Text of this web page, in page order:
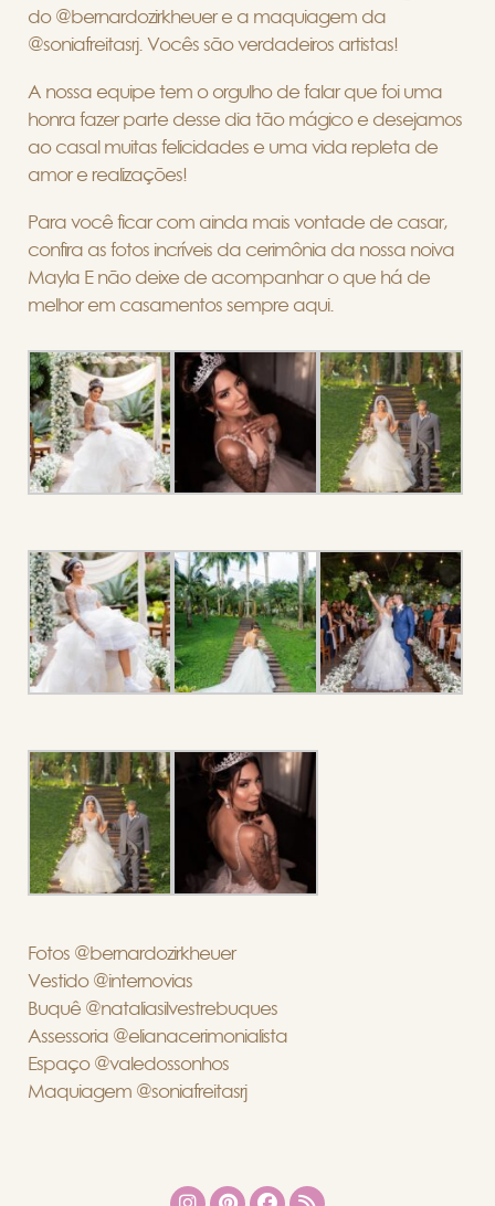
do @bernardozirkheuer e a maquiagem da
@soniafreitasrj. Vocês são verdadeiros artistas!
A nossa equipe tem o orgulho de falar que foi uma
honra fazer parte desse dia tão mágico e desejamos
ao casal muitas felicidades e uma vida repleta de
amor e realizações!
Para você ficar com ainda mais vontade de casar,
confira as fotos incríveis da cerimônia da nossa noiva
Mayla E não deixe de acompanhar o que há de
melhor em casamentos sempre aqui.
Fotos @bernardozirkheuer
Vestido @internovias
Buquê @nataliasilvestrebuques
Assessoria @elianacerimonialista
Espaço @valedossonhos
Maquiagem @soniafreitasrj